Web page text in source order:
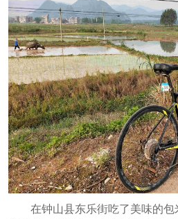
在钟山县东乐街吃了美味的